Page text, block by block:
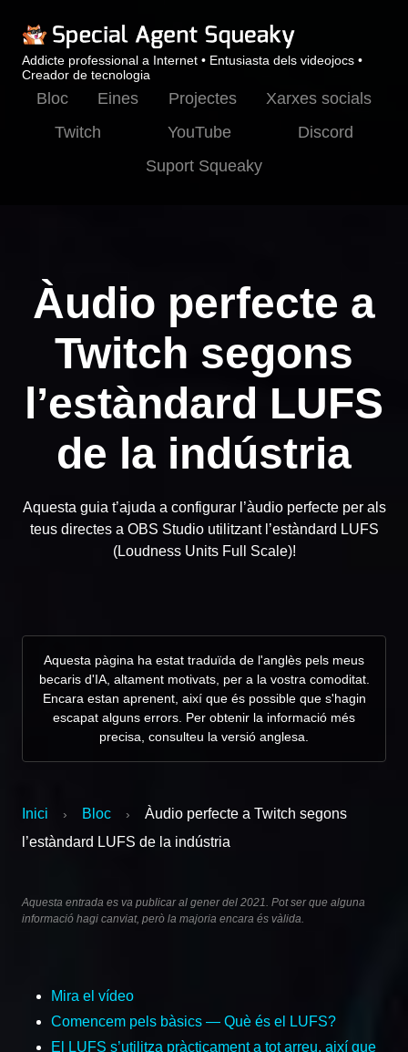
Addicte professional a Internet • Entusiasta dels videojocs •
Creador de tecnologia
Bloc Eines Projectes
Xarxes socials
Twitch
YouTube
Discord
Suport Squeaky
Àudio perfecte a
Twitch segons
l’estàndard LUFS
de la indústria
Aquesta guia t’ajuda a configurar l’àudio perfecte per als
teus directes a OBS Studio utilitzant l’estàndard LUFS
(Loudness Units Full Scale)!
Aquesta pàgina ha estat traduïda de l'anglès pels meus
becaris d'IA, altament motivats, per a la vostra comoditat.
Encara estan aprenent, així que és possible que s'hagin
escapat alguns errors. Per obtenir la informació més
precisa, consulteu la versió anglesa.
Inici › Bloc ›
Àudio perfecte a Twitch segons
l’estàndard LUFS de la indústria
Aquesta entrada es va publicar al gener del 2021. Pot ser que alguna
informació hagi canviat, però la majoria encara és vàlida.
Mira el vídeo
Comencem pels bàsics — Què és el LUFS?
El LUFS s’utilitza pràcticament a tot arreu, així que